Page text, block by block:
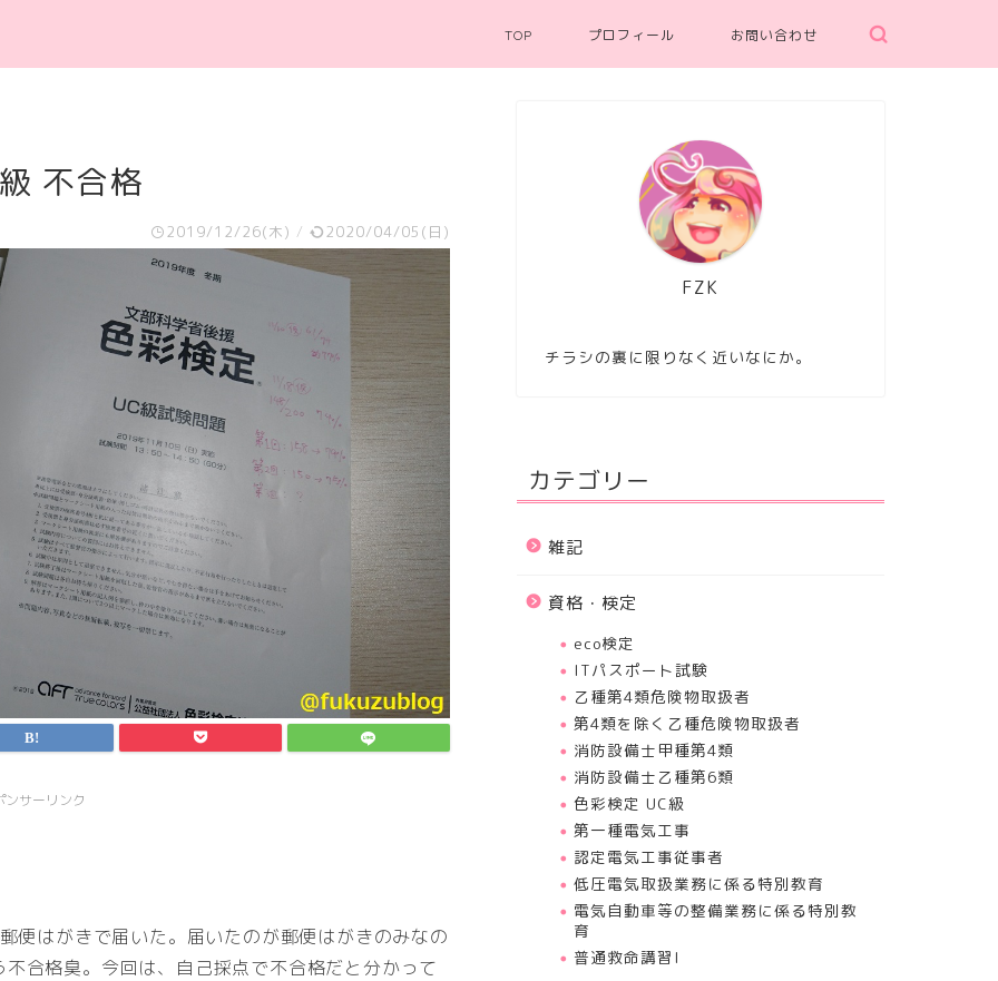
TOP プロフィール お問い合わせ
不合格
2019/12/26(木) / 2020/04/05(日)
ンサーリンク
便はがきで届いた。届いたのが郵便はがきのみなの
合格臭。今回は、自己採点で不合格だと分かって
FZK
チラシの裏に限りなく近いなにか。
カテゴリー
雑記
資格・検定
eco検定
ITパスポート試験
乙種第4類危険物取扱者
第4類を除く乙種危険物取扱者
消防設備士甲種第4類
消防設備士乙種第6類
色彩検定 UC級
第一種電気工事
認定電気工事従事者
低圧電気取扱業務に係る特別教育
電気自動車等の整備業務に係る特別教
育
普通救命講習I